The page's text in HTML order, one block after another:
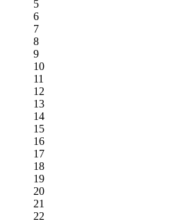
5
6
7
8
9
10
11
12
13
14
15
16
17
18
19
20
21
22